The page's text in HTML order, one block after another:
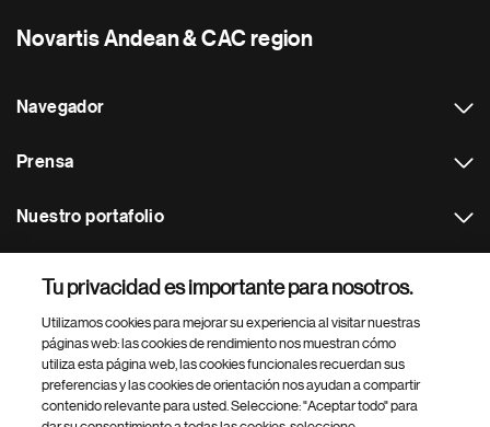
Novartis Andean & CAC region
Navegador
Prensa
Nuestro portafolio
Footer Site Search
Tu privacidad es importante para nosotros.
Utilizamos cookies para mejorar su experiencia al visitar nuestras
páginas web: las cookies de rendimiento nos muestran cómo
utiliza esta página web, las cookies funcionales recuerdan sus
preferencias y las cookies de orientación nos ayudan a compartir
contenido relevante para usted. Seleccione: "Aceptar todo" para